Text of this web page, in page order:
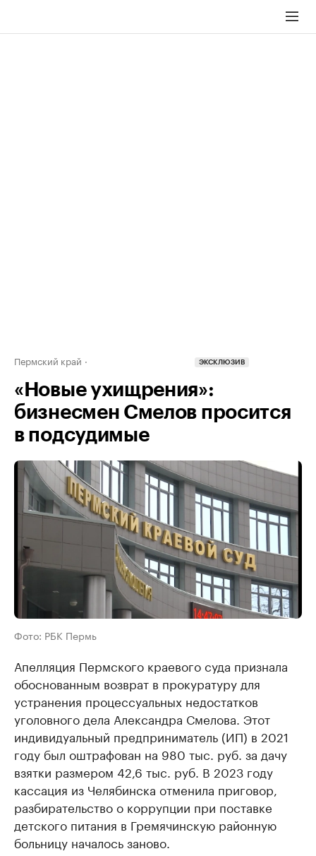
Пермский край ЭКСКЛЮЗИВ
«Новые ухищрения»:
бизнесмен Смелов просится
в подсудимые
Фото: РБК Пермь
Апелляция Пермского краевого суда признала
обоснованным возврат в прокуратуру для
устранения процессуальных недостатков
уголовного дела Александра Смелова. Этот
индивидуальный предприниматель (ИП) в 2021
году был оштрафован на 980 тыс. руб. за дачу
взятки размером 42,6 тыс. руб. В 2023 году
кассация из Челябинска отменила приговор,
разбирательство о коррупции при поставке
детского питания в Гремячинскую районную
больницу началось заново.